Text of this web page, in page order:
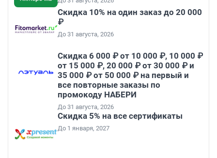
Скидка 10% на один заказ до 20 000
₽
До 31 августа, 2026
Скидка 6 000 ₽ от 10 000 ₽, 10 000 ₽
от 15 000 ₽, 20 000 ₽ от 30 000 ₽ и
35 000 ₽ от 50 000 ₽ на первый и
все повторные заказы по
промокоду НАБЕРИ
До 31 августа, 2026
Скидка 5% на все сертификаты
До 1 января, 2027